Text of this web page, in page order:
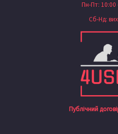
Пн-Пт: 10:00
Сб-Нд:
Публічний